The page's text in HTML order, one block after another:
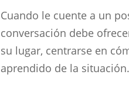
Cuando le cuente a un
conversación debe
su lugar, centrarse en
aprendido de la situación.